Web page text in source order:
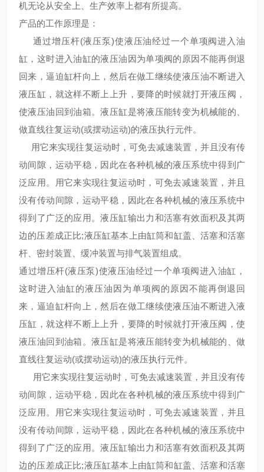
机无论从安全上、生产效率上都有所提高。
产品的工作原理是：
通过增压杆(液压泵)使液压油经过一个单项阀进入油
缸，这时进入油缸的液压油因为单项阀的原因不能再倒退
回来，逼迫缸杆向上，然后在做工继续使液压油不断进入
液压缸，就这样不断上上升，要降的时候就打开液压阀，
使液压油回到油箱。液压缸是将液压能转变为机械能的、
做直线往复运动(或摆动运动)的液压执行元件。
用它来实现往复运动时，可免去减速装置，并且没有传
动间隙，运动平稳，因此在各种机械的液压系统中得到广
泛应用。用它来实现往复运动时，可免去减速装置，并且
没有传动间隙，运动平稳，因此在各种机械的液压系统中
得到了广泛的应用。液压缸输出力和活塞有效面积及其两
边的压差成正比;液压缸基本上由缸筒和缸盖、活塞和活塞
杆、密封装置、缓冲装置与排气装置组成。
通过增压杆(液压泵)使液压油经过一个单项阀进入油缸，
这时进入油缸的液压油因为单项阀的原因不能再倒退回
来，逼迫缸杆向上，然后在做工继续使液压油不断进入液
压缸，就这样不断上上升，要降的时候就打开液压阀，使
液压油回到油箱。液压缸是将液压能转变为机械能的、做
直线往复运动(或摆动运动)的液压执行元件。
用它来实现往复运动时，可免去减速装置，并且没有传
动间隙，运动平稳，因此在各种机械的液压系统中得到广
泛应用。用它来实现往复运动时，可免去减速装置，并且
没有传动间隙，运动平稳，因此在各种机械的液压系统中
得到了广泛的应用。液压缸输出力和活塞有效面积及其两
边的压差成正比;液压缸基本上由缸筒和缸盖、活塞和活塞